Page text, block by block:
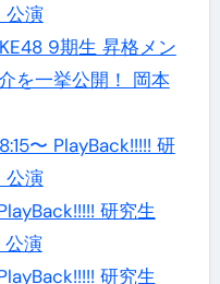
公演
9期生 昇格メン
を一挙公開！ 岡本
〜 PlayBack!!!!! 研
公演
研究生
公演
研究生